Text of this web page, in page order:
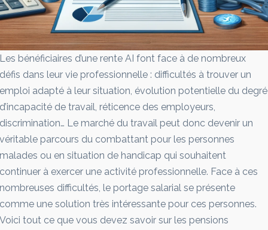
Les bénéficiaires d’une rente AI font face à de nombreux
défis dans leur vie professionnelle : difficultés à trouver un
emploi adapté à leur situation, évolution potentielle du degré
d’incapacité de travail, réticence des employeurs,
discrimination… Le marché du travail peut donc devenir un
véritable parcours du combattant pour les personnes
malades ou en situation de handicap qui souhaitent
continuer à exercer une activité professionnelle. Face à ces
nombreuses difficultés, le portage salarial se présente
comme une solution très intéressante pour ces personnes.
Voici tout ce que vous devez savoir sur les pensions